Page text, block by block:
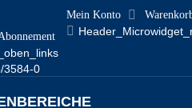
3584-0
Mein Konto